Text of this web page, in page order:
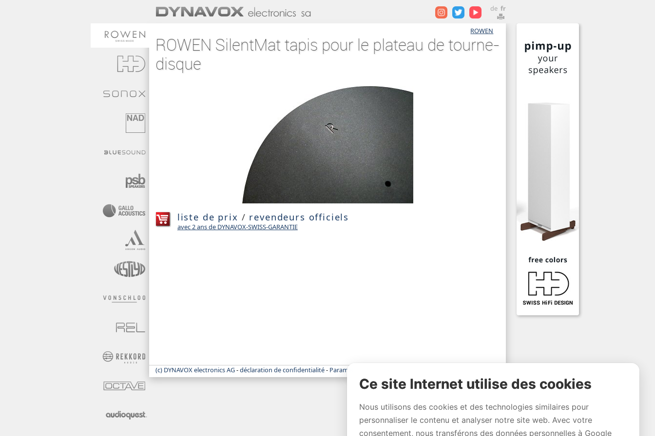
de fr
ROWEN
ROWEN SilentMat tapis pour le plateau de tourne-
disque
liste de prix / revendeurs officiels
avec 2 ans de DYNAVOX-SWISS-GARANTIE
(c) DYNAVOX electronics AG-déclaration de confidentialité- Paramètres des cookies
Ce site Internet utilise des cookies
Nous utilisons des cookies et des technologies similaires pour
personnaliser le contenu et analyser notre site web. Avec votre
consentement, nous transférons des données personnelles à Google